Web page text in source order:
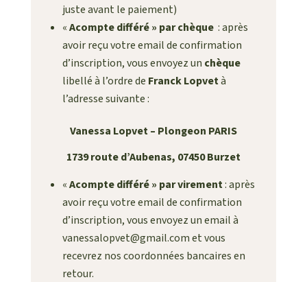
juste avant le paiement)
«Acompte différé » par chèque : après
avoir reçu votre email de confirmation
d’inscription, vous envoyez un chèque
libellé à l’ordre de Franck Lopvetà
l’adresse suivante :
Vanessa Lopvet– Plongeon PARIS
1739 route d’Aubenas, 07450 Burzet
«Acompte différé » par virement: après
avoir reçu votre email de confirmation
d’inscription, vous envoyez un email à
vanessalopvet@gmail.com et vous
recevrez nos coordonnées bancaires en
retour.